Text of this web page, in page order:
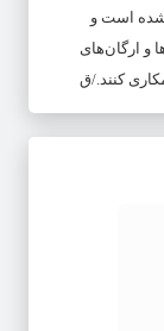
شده است و
و ارگان‌های
کنند./ق